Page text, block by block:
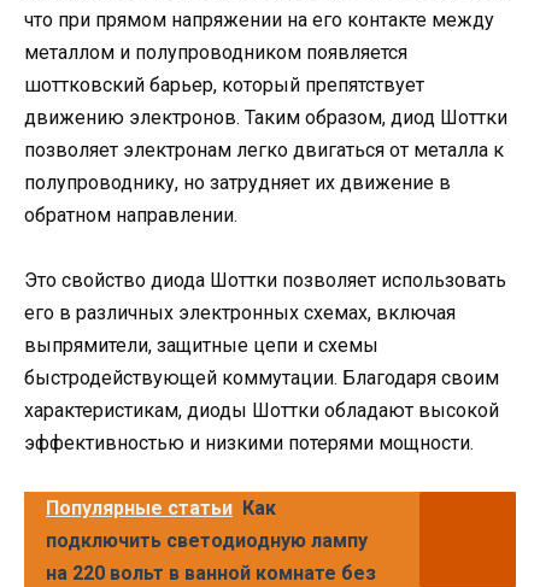
что при прямом напряжении на его контакте между
металлом и полупроводником появляется
шоттковский барьер, который препятствует
движению электронов. Таким образом, диод Шоттки
позволяет электронам легко двигаться от металла к
полупроводнику, но затрудняет их движение в
обратном направлении.
Это свойство диода Шоттки позволяет использовать
его в различных электронных схемах, включая
выпрямители, защитные цепи и схемы
быстродействующей коммутации. Благодаря своим
характеристикам, диоды Шоттки обладают высокой
эффективностью и низкими потерями мощности.
Популярные статьи Как
подключить светодиодную лампу
на 220 вольт в ванной комнате без